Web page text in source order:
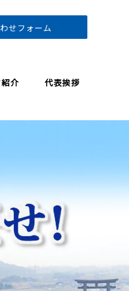
せフォーム
介 代表挨拶